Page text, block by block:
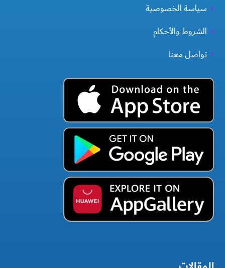
سياسة الخصوصية
الشروط والأحكام
تواصل معنا